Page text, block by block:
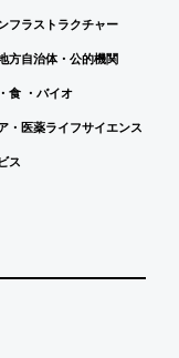
フラストラクチャー
方自治体・公的機関
食 ・バイオ
・医薬ライフサイエンス
ス